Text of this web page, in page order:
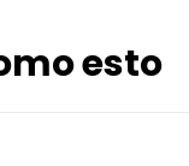
esto